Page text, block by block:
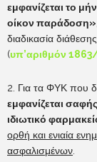
εμφανίζεται το
οίκον παράδοση»
διαδικασία
(υπ’αριθμόν
2. Για τα ΦΥΚ που
εμφανίζεται
ιδιωτικό
ορθή και ενιαία
ασφαλισμένων